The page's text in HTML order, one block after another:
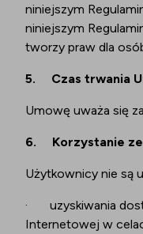
niniejszym
niniejszym
tworzy praw dla
5. Czas trwania
Umowę uważa się
6. Korzystanie
Użytkownicy nie są
· uzyskiwania
Internetowej w